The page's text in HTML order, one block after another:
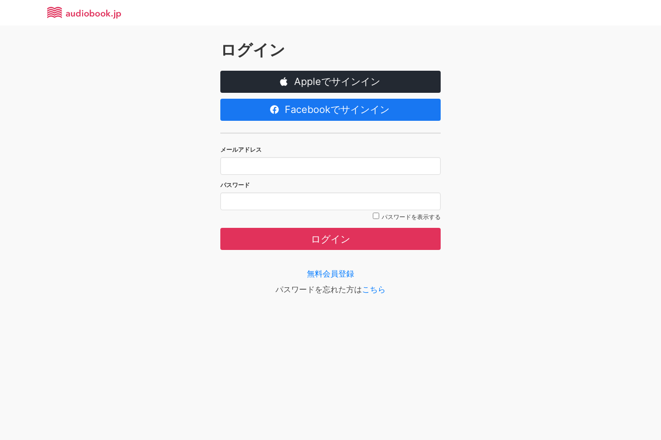
ログイン
Appleでサインイン
Facebookでサインイン
メールアドレス
パスワード
パスワードを表示する
ログイン
無料会員登録
パスワードを忘れた方はこちら